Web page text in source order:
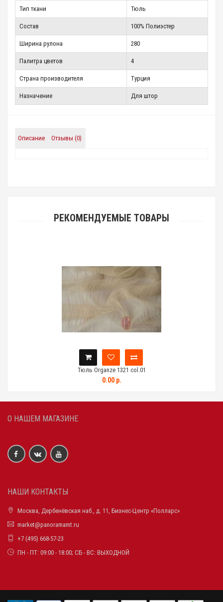
Тип ткани Тюль
Состав 100% Полиэстер
Ширина рулона 280
Палитра цветов 4
Страна производителя Турция
Назначение Для штор
Описание Отзывы (0)
РЕКОМЕНДУЕМЫЕ ТОВАРЫ
Тюль Organze 1321 col.01
0.00 р.
О НАШЕМ МАГАЗИНЕ
НАШИ КОНТАКТЫ
Москва, Дербенёвская наб., д. 11, Бизнес-Центр «Полларс»
market@panoramamt.ru
+7 (495) 668-57-23
ПН - ПТ: 09:00 - 18:00; СБ - ВС: ВЫХОДНОЙ